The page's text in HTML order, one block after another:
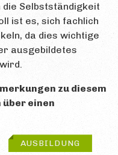
Selbstständigkeit
ist es, sich fachlich
da dies wichtige
ausgebildetes
zu diesem
einen
AUSBILDUNG